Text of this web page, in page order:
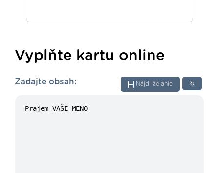
Vyplňte kartu online
↻
Nájdi želanie
Zadajte obsah: